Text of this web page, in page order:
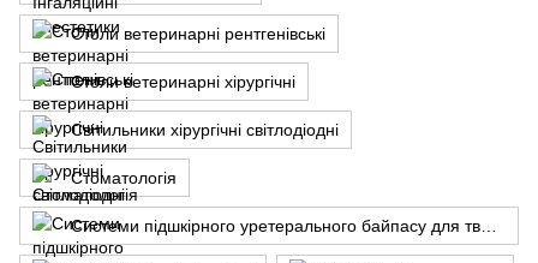
Столи ветеринарні рентгенівські
Столи ветеринарні хірургічні
Світильники хірургічні світлодіодні
Стоматологія